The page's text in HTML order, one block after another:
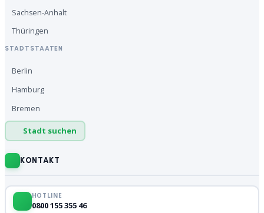
Sachsen-Anhalt
Thüringen
STADTSTAATEN
Berlin
Hamburg
Bremen
Stadt suchen
KONTAKT
HOTLINE
0800 155 355 46